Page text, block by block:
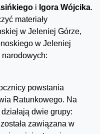
i Igora Wójcika.
materiały
w Jeleniej Górze,
w Jeleniej
powstania
Ratunkowego. Na
dwie grupy:
zawiązana w